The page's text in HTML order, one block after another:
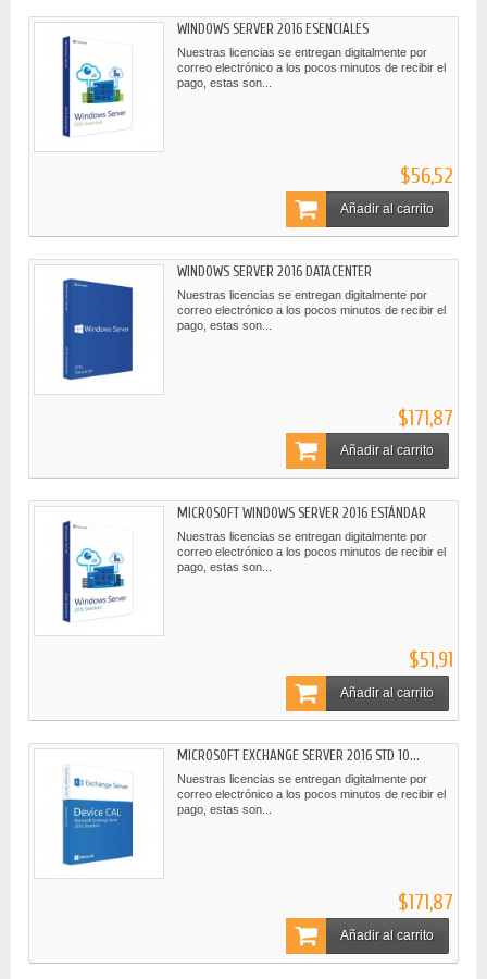
WINDOWS SERVER 2016 ESENCIALES
Nuestras licencias se entregan digitalmente por
correo electrónico a los pocos minutos de recibir el
pago, estas son...
$56,52
Añadir al carrito
WINDOWS SERVER 2016 DATACENTER
Nuestras licencias se entregan digitalmente por
correo electrónico a los pocos minutos de recibir el
pago, estas son...
$171,87
Añadir al carrito
MICROSOFT WINDOWS SERVER 2016 ESTÁNDAR
Nuestras licencias se entregan digitalmente por
correo electrónico a los pocos minutos de recibir el
pago, estas son...
$51,91
Añadir al carrito
MICROSOFT EXCHANGE SERVER 2016 STD 10...
Nuestras licencias se entregan digitalmente por
correo electrónico a los pocos minutos de recibir el
pago, estas son...
$171,87
Añadir al carrito